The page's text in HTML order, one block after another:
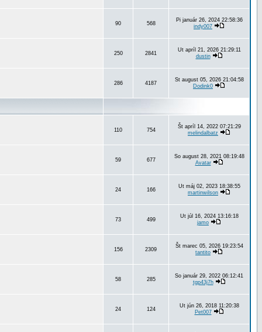
90 568
Pi január 26, 2024 22:58:36
indy007
250 2841
Ut apríl 21, 2026 21:29:11
dustin
286 4187
St august 05, 2026 21:04:58
Dodink0
110 754
Št apríl 14, 2022 07:21:29
melindalbatz
59 677
So august 28, 2021 08:19:48
Avatar
24 166
Ut máj 02, 2023 18:38:55
martinwilson
73 499
Ut júl 16, 2024 13:16:18
jamo
156 2309
Št marec 05, 2026 19:23:54
tantito
58 285
So január 29, 2022 06:12:41
tgp43j7h
24 124
Ut jún 26, 2018 11:20:38
Pet007